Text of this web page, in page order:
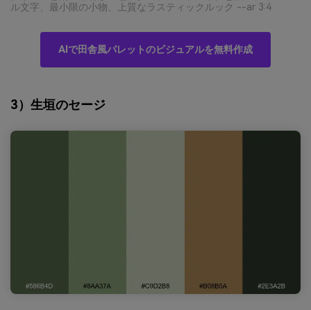
ル文字、最小限の小物、上質なラスティックルック --ar 3:4
AIで田舎風パレットのビジュアルを無料作成
3）生垣のセージ